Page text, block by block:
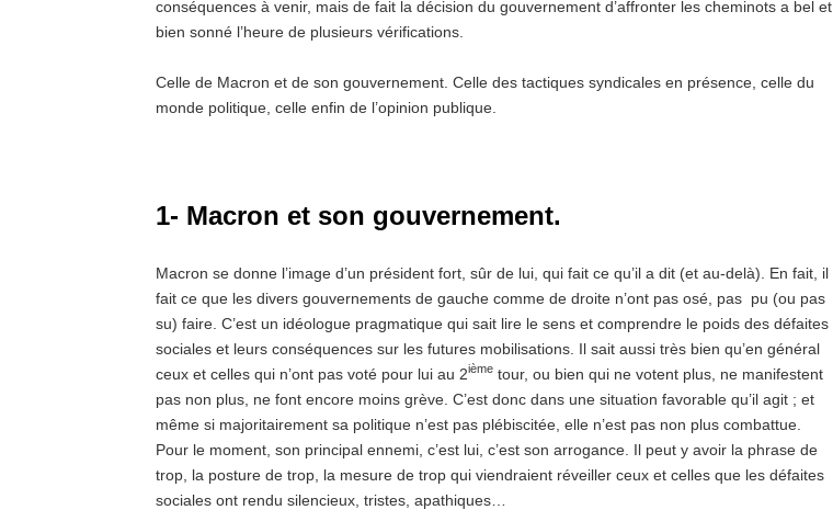
conséquences à venir, mais de fait la décision du gouvernement d’affronter les cheminots a bel et
bien sonné l’heure de plusieurs vérifications.
Celle de Macron et de son gouvernement. Celle des tactiques syndicales en présence, celle du
monde politique, celle enfin de l’opinion publique.
1- Macron et son gouvernement.
Macron se donne l’image d’un président fort, sûr de lui, qui fait ce qu’il a dit (et au-delà). En fait, il
fait ce que les divers gouvernements de gauche comme de droite n’ont pas osé, pas pu (ou pas
su) faire. C’est un idéologue pragmatique qui sait lire le sens et comprendre le poids des défaites
sociales et leurs conséquences sur les futures mobilisations. Il sait aussi très bien qu’en général
ceux et celles qui n’ont pas voté pour lui au 2ième tour, ou bien qui ne votent plus, ne manifestent
pas non plus, ne font encore moins grève. C’est donc dans une situation favorable qu’il agit ; et
même si majoritairement sa politique n’est pas plébiscitée, elle n’est pas non plus combattue.
Pour le moment, son principal ennemi, c’est lui, c’est son arrogance. Il peut y avoir la phrase de
trop, la posture de trop, la mesure de trop qui viendraient réveiller ceux et celles que les défaites
sociales ont rendu silencieux, tristes, apathiques…